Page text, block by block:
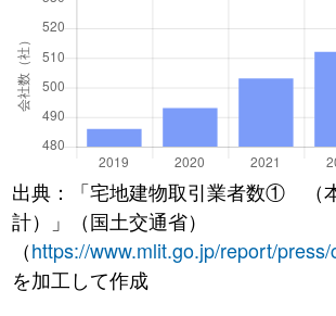
出典：「宅地建物取引業者数① （
計）」（国土交通省）
（https://www.mlit.go.jp/report/
を加工して作成